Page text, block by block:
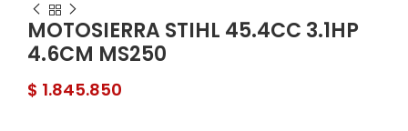
MOTOSIERRA STIHL 45.4CC 3.1HP
4.6CM MS250
$ 1.845.850